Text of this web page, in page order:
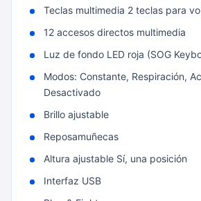
Teclas multimedia 2 teclas para
12 accesos directos multimedia
Luz de fondo LED roja (SOG
Modos: Constante, Respiración,
Desactivado
Brillo ajustable
Reposamuñecas
Altura ajustable Sí, una posición
Interfaz USB